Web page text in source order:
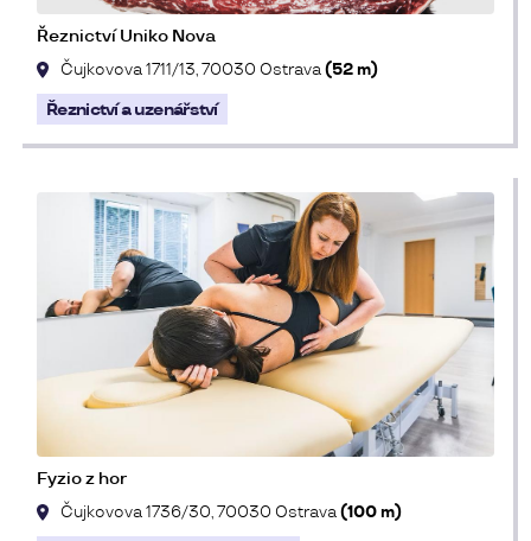
Řeznictví Uniko Nova
Čujkovova 1711/13, 70030 Ostrava(52 m)
Řeznictví a uzenářství
Fyzio z hor
Čujkovova 1736/30, 70030 Ostrava(100 m)